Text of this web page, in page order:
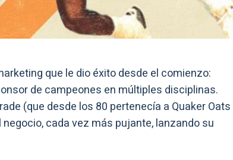
que le dio éxito desde el comienzo:
de campeones en múltiples disciplinas.
(que desde los 80 pertenecía a Quaker Oats
cada vez más pujante, lanzando su